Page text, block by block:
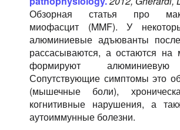
Обзорная статья про
миофасцит (MMF). У
алюминиевые адъюванты
рассасываются, а остаются на
формируют алюминиевую
Сопутствующие симптомы это
(мышечные боли),
когнитивные нарушения, а
аутоиммунные болезни.